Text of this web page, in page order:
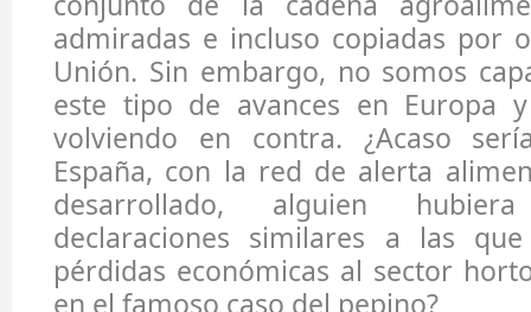
admiradas e incluso copiadas por
Unión. Sin embargo, no somos
este tipo de avances en Europa
volviendo en contra. ¿Acaso
España, con la red de alerta
desarrollado, alguien
declaraciones similares a las
pérdidas económicas al sector
en el famoso caso del pepino?